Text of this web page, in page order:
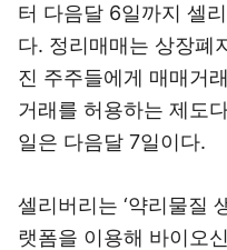
터 다음달 6일까지 셀
다. 정리매매는 상장폐
진 주주들에게 매매거
거래를 허용하는 제도
일은 다음달 7일이다.
셀리버리는 ‘약리물질
랫폼을 이용해 바이오